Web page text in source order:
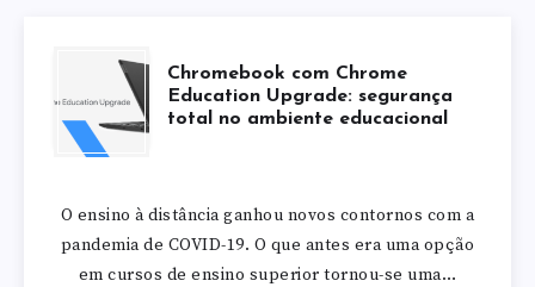
Chromebook com Chrome
Education Upgrade: segurança
total no ambiente educacional
O ensino à distância ganhou novos contornos com a
pandemia de COVID-19. O que antes era uma opção
em cursos de ensino superior tornou-se uma…